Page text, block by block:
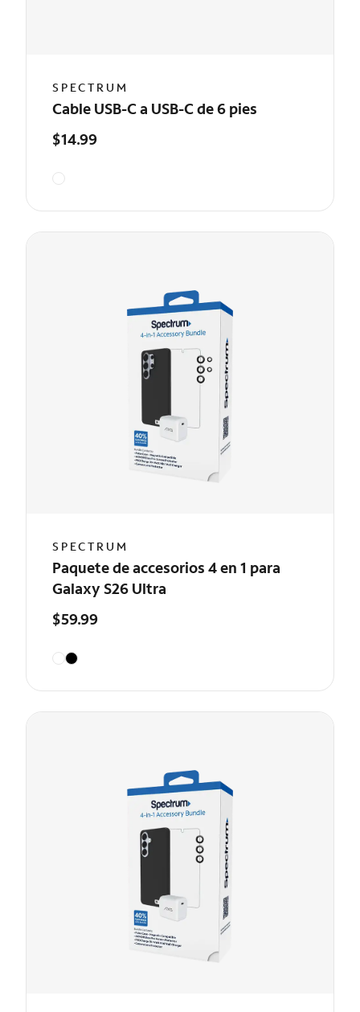
SPECTRUM
Cable USB-C a USB-C de 6 pies
$14.99
SPECTRUM
Paquete de accesorios 4 en 1 para
Galaxy S26 Ultra
$59.99